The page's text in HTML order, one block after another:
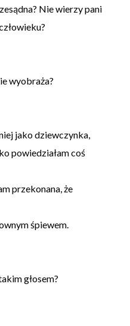
Nie wierzy pani
wyobraża?
jako dziewczynka,
powiedziałam coś
przekonana, że
śpiewem.
głosem?